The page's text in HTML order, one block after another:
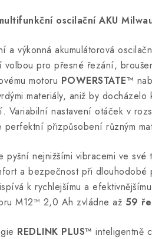
oscilační AKU
a výkonná akumulátorová
volbou pro přesné řezání,
motoru POWERSTATE™
materiály, aniž by
Variabilní nastavení otáček v
perfektní přizpůsobení různým
pyšní nejnižšími vibracemi ve své
a bezpečnost při dlouhodobé
k rychlejšímu a
M12™ 2,0 Ah zvládne až 59
REDLINK PLUS™ inteligentně